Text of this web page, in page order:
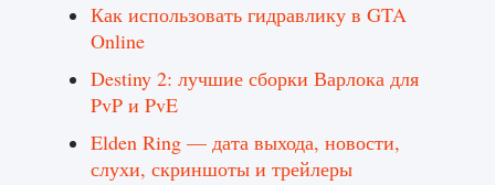
Как использовать гидравлику в GTA
Online
Destiny 2: лучшие сборки Варлока для
PvP и PvE
Elden Ring — дата выхода, новости,
слухи, скриншоты и трейлеры